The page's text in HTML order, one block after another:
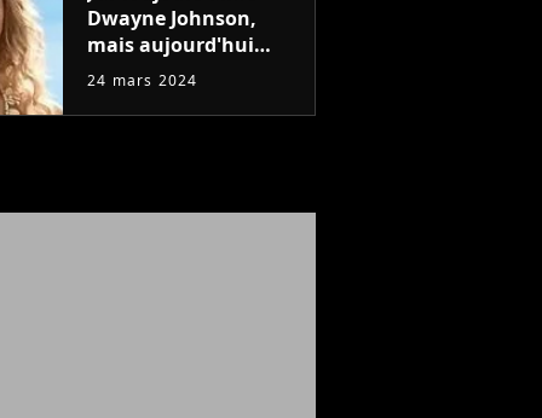
Dwayne Johnson,
mais aujourd'hui
John Cena est devenu
d'être (et Ricky
24 mars 2024